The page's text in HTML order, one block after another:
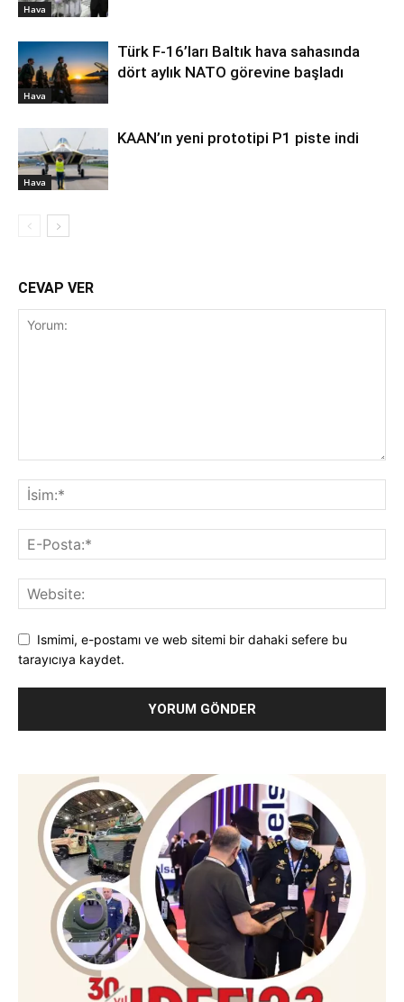
Hava
Hava
Türk F-16’ları Baltık hava sahasında
dört aylık NATO görevine başladı
Hava
KAAN’ın yeni prototipi P1 piste indi
CEVAP VER
Ismimi, e-postamı ve web sitemi bir dahaki sefere bu
tarayıcıya kaydet.